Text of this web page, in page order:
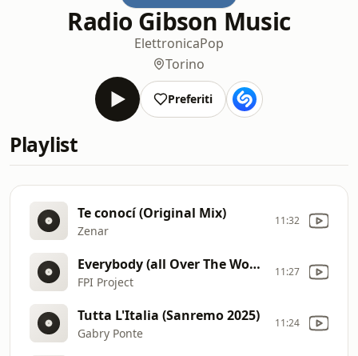
Radio Gibson Music
ElettronicaPop
Torino
Preferiti
Playlist
Te conocí (Original Mix)
Zenar
11:32
Everybody (all Over The World) (original Radio Edit)
FPI Project
11:27
Tutta L'Italia (Sanremo 2025)
Gabry Ponte
11:24